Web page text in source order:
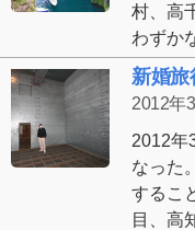
村、高
わずか
新婚
2012年
2012年
なった
するこ
目、高